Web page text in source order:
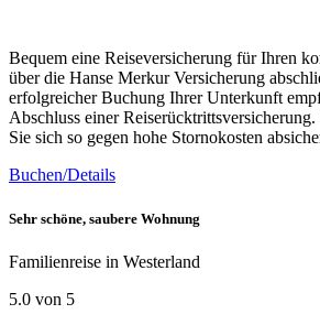
Bequem eine Reiseversicherung für Ihren
über die Hanse Merkur Versicherung
erfolgreicher Buchung Ihrer Unterkunft
Abschluss einer
Sie sich so gegen hohe Stornokosten
Buchen/Details
Sehr schöne, saubere Wohnung
Familienreise in Westerland
5.0 von 5